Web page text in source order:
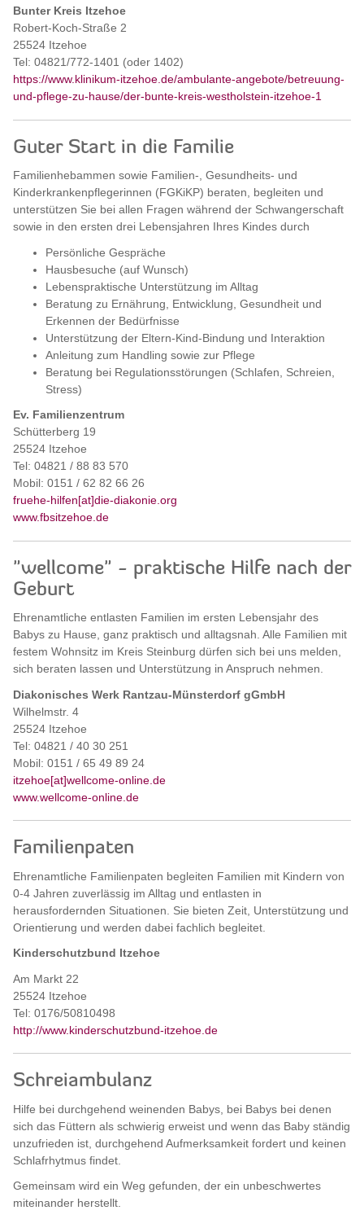
Bunter Kreis Itzehoe
Robert-Koch-Straße 2
25524 Itzehoe
Tel: 04821/772-1401 (oder 1402)
https://www.klinikum-itzehoe.de/ambulante-angebote/betreuung-
und-pflege-zu-hause/der-bunte-kreis-westholstein-itzehoe-1
Guter Start in die Familie
Familienhebammen sowie Familien-, Gesundheits- und
Kinderkrankenpflegerinnen (FGKiKP) beraten, begleiten und
unterstützen Sie bei allen Fragen während der Schwangerschaft
sowie in den ersten drei Lebensjahren Ihres Kindes durch
Persönliche Gespräche
Hausbesuche (auf Wunsch)
Lebenspraktische Unterstützung im Alltag
Beratung zu Ernährung, Entwicklung, Gesundheit und
Erkennen der Bedürfnisse
Unterstützung der Eltern-Kind-Bindung und Interaktion
Anleitung zum Handling sowie zur Pflege
Beratung bei Regulationsstörungen (Schlafen, Schreien,
Stress)
Ev. Familienzentrum
Schütterberg 19
25524 Itzehoe
Tel: 04821 / 88 83 570
Mobil: 0151 / 62 82 66 26
fruehe-hilfen[at]die-diakonie.org
www.fbsitzehoe.de
"wellcome" - praktische Hilfe nach der
Geburt
Ehrenamtliche entlasten Familien im ersten Lebensjahr des
Babys zu Hause, ganz praktisch und alltagsnah. Alle Familien mit
festem Wohnsitz im Kreis Steinburg dürfen sich bei uns melden,
sich beraten lassen und Unterstützung in Anspruch nehmen.
Diakonisches Werk Rantzau-Münsterdorf gGmbH
Wilhelmstr. 4
25524 Itzehoe
Tel: 04821 / 40 30 251
Mobil: 0151 / 65 49 89 24
itzehoe[at]wellcome-online.de
www.wellcome-online.de
Familienpaten
Ehrenamtliche Familienpaten begleiten Familien mit Kindern von
0-4 Jahren zuverlässig im Alltag und entlasten in
herausfordernden Situationen. Sie bieten Zeit, Unterstützung und
Orientierung und werden dabei fachlich begleitet.
Kinderschutzbund Itzehoe
Am Markt 22
25524 Itzehoe
Tel: 0176/50810498
http://www.kinderschutzbund-itzehoe.de
Schreiambulanz
Hilfe bei durchgehend weinenden Babys, bei Babys bei denen
sich das Füttern als schwierig erweist und wenn das Baby ständig
unzufrieden ist, durchgehend Aufmerksamkeit fordert und keinen
Schlafrhytmus findet.
Gemeinsam wird ein Weg gefunden, der ein unbeschwertes
miteinander herstellt.